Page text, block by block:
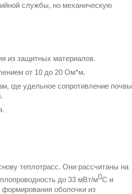
службы, но механическую
из защитных материалов.
от 10 до 20 Ом*м.
где удельное сопротивление почвы
теплотрасс. Они рассчитаны на
до 33 мВт/м0С и
оболочки из